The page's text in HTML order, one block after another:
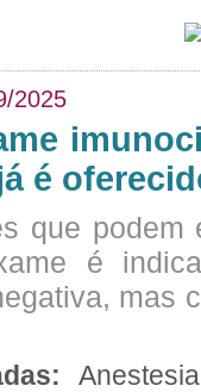
2025
é
que
é
mas